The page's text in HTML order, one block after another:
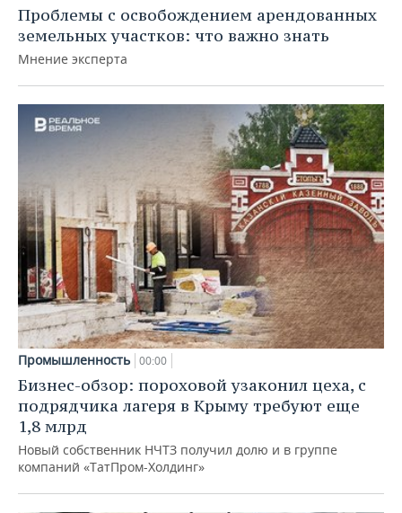
Проблемы с освобождением арендованных
земельных участков: что важно знать
Мнение эксперта
Промышленность 00:00
Бизнес-обзор: пороховой узаконил цеха, с
подрядчика лагеря в Крыму требуют еще
1,8 млрд
Новый собственник НЧТЗ получил долю и в группе
компаний «ТатПром-Холдинг»